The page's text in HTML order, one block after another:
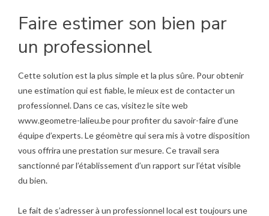
Faire estimer son bien par
un professionnel
Cette solution est la plus simple et la plus sûre. Pour obtenir
une estimation qui est fiable, le mieux est de contacter un
professionnel. Dans ce cas, visitez le site web
www.geometre-lalieu.bepour profiter du savoir-faire d’une
équipe d’experts. Le géomètre qui sera mis à votre disposition
vous offrira une prestation sur mesure. Ce travail sera
sanctionné par l’établissement d’un rapport sur l’état visible
du bien.
Le fait de s’adresser à un professionnel local est toujours une